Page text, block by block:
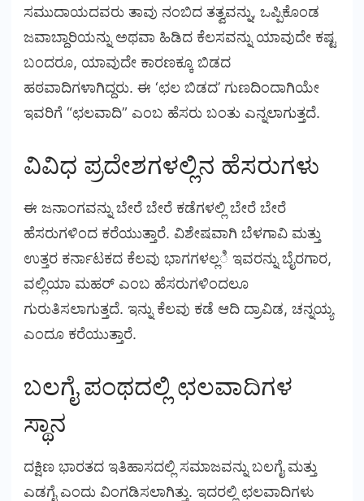
ಸಮುದಾಯದವರು ತಾವು ನಂಬಿದ ತತ್ವವನ್ನು, ಒಪ್ಪಿಕೊಂಡ
ಜವಾಬ್ದಾರಿಯನ್ನು ಅಥವಾ ಹಿಡಿದ ಕೆಲಸವನ್ನು ಯಾವುದೇ ಕಷ್ಟ
ಬಂದರೂ, ಯಾವುದೇ ಕಾರಣಕ್ಕೂ ಬಿಡದ
ಹಠವಾದಿಗಳಾಗಿದ್ದರು. ಈ ‘ಛಲ ಬಿಡದ’ ಗುಣದಿಂದಾಗಿಯೇ
ಇವರಿಗೆ “ಛಲವಾದಿ” ಎಂಬ ಹೆಸರು ಬಂತು ಎನ್ನಲಾಗುತ್ತದೆ.
ವಿವಿಧ ಪ್ರದೇಶಗಳಲ್ಲಿನ ಹೆಸರುಗಳು
ಈ ಜನಾಂಗವನ್ನು ಬೇರೆ ಬೇರೆ ಕಡೆಗಳಲ್ಲಿ ಬೇರೆ ಬೇರೆ
ಹೆಸರುಗಳಿಂದ ಕರೆಯುತ್ತಾರೆ. ವಿಶೇಷವಾಗಿ ಬೆಳಗಾವಿ ಮತ್ತು
ಉತ್ತರ ಕರ್ನಾಟಕದ ಕೆಲವು ಭಾಗಗಳಲ್ಲಿ ಇವರನ್ನು ಬೈರಗಾರ,
ವಲ್ಲಿಯಾ ಮಹರ್ ಎಂಬ ಹೆಸರುಗಳಿಂದಲೂ
ಗುರುತಿಸಲಾಗುತ್ತದೆ. ಇನ್ನು ಕೆಲವು ಕಡೆ ಆದಿ ದ್ರಾವಿಡ, ಚನ್ನಯ್ಯ
ಎಂದೂ ಕರೆಯುತ್ತಾರೆ.
ಬಲಗೈ ಪಂಥದಲ್ಲಿ ಛಲವಾದಿಗಳ
ಸ್ಥಾನ
ದಕ್ಷಿಣ ಭಾರತದ ಇತಿಹಾಸದಲ್ಲಿ ಸಮಾಜವನ್ನು ಬಲಗೈ ಮತ್ತು
ಎಡಗೈ ಎಂದು ವಿಂಗಡಿಸಲಾಗಿತ್ತು. ಇದರಲ್ಲಿ ಛಲವಾದಿಗಳು